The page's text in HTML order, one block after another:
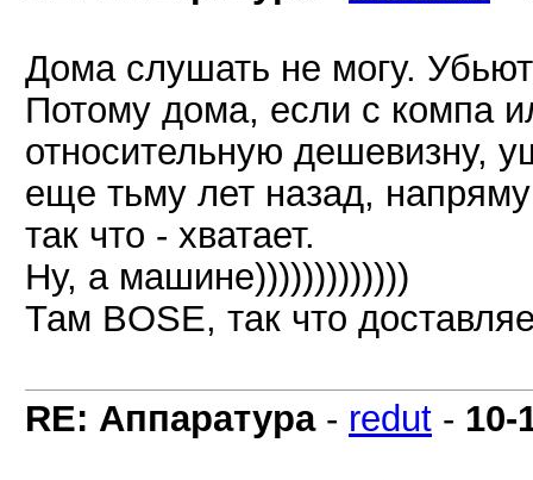
Дома слушать не могу.
Потому дома, если с компа
относительную дешевизну,
еще тьму лет назад,
так что - хватает.
Ну, а машине)))))))))))))
Там BOSE, так что
RE: Аппаратура- redut - 10-